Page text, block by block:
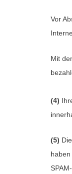
Vor
Mit
(4)
(5)